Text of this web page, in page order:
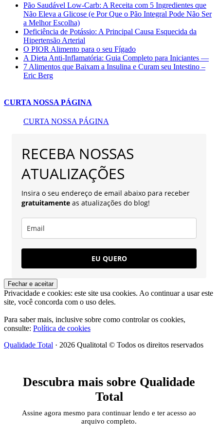
Pão Saudável Low-Carb: A Receita com 5 Ingredientes que
Não Eleva a Glicose (e Por Que o Pão Integral Pode Não Ser
a Melhor Escolha)
Deficiência de Potássio: A Principal Causa Esquecida da
Hipertensão Arterial
O PIOR Alimento para o seu Fígado
A Dieta Anti-Inflamatória: Guia Completo para Iniciantes —
7 Alimentos que Baixam a Insulina e Curam seu Intestino –
Eric Berg
CURTA NOSSA PÁGINA
CURTA NOSSA PÁGINA
RECEBA NOSSAS
ATUALIZAÇÕES
Insira o seu endereço de email abaixo para receber
gratuitamente as atualizações do blog!
EU QUERO
Privacidade e cookies: este site usa cookies. Ao continuar a usar este
site, você concorda com o uso deles.
Para saber mais, inclusive sobre como controlar os cookies,
consulte: Política de cookies
Qualidade Total · 2026 Qualitotal © Todos os direitos reservados
Descubra mais sobre Qualidade
Total
Assine agora mesmo para continuar lendo e ter acesso ao
arquivo completo.